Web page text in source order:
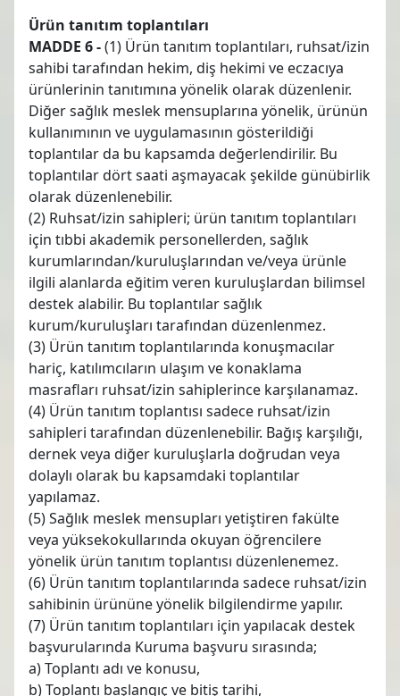
Ürün tanıtım toplantıları
MADDE 6 -(1) Ürün tanıtım toplantıları, ruhsat/izin
sahibi tarafından hekim, diş hekimi ve eczacıya
ürünlerinin tanıtımına yönelik olarak düzenlenir.
Diğer sağlık meslek mensuplarına yönelik, ürünün
kullanımının ve uygulamasının gösterildiği
toplantılar da bu kapsamda değerlendirilir. Bu
toplantılar dört saati aşmayacak şekilde günübirlik
olarak düzenlenebilir.
(2) Ruhsat/izin sahipleri; ürün tanıtım toplantıları
için tıbbi akademik personellerden, sağlık
kurumlarından/kuruluşlarından ve/veya ürünle
ilgili alanlarda eğitim veren kuruluşlardan bilimsel
destek alabilir. Bu toplantılar sağlık
kurum/kuruluşları tarafından düzenlenmez.
(3) Ürün tanıtım toplantılarında konuşmacılar
hariç, katılımcıların ulaşım ve konaklama
masrafları ruhsat/izin sahiplerince karşılanamaz.
(4) Ürün tanıtım toplantısı sadece ruhsat/izin
sahipleri tarafından düzenlenebilir. Bağış karşılığı,
dernek veya diğer kuruluşlarla doğrudan veya
dolaylı olarak bu kapsamdaki toplantılar
yapılamaz.
(5) Sağlık meslek mensupları yetiştiren fakülte
veya yüksekokullarında okuyan öğrencilere
yönelik ürün tanıtım toplantısı düzenlenemez.
(6) Ürün tanıtım toplantılarında sadece ruhsat/izin
sahibinin ürününe yönelik bilgilendirme yapılır.
(7) Ürün tanıtım toplantıları için yapılacak destek
başvurularında Kuruma başvuru sırasında;
a) Toplantı adı ve konusu,
b) Toplantı başlangıç ve bitiş tarihi,